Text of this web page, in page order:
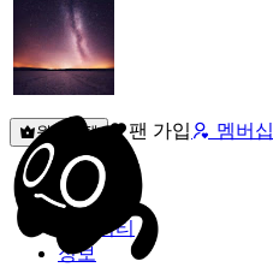
원픽선택 팬 가입 멤버십
밐타운
피드
커뮤니티
정보